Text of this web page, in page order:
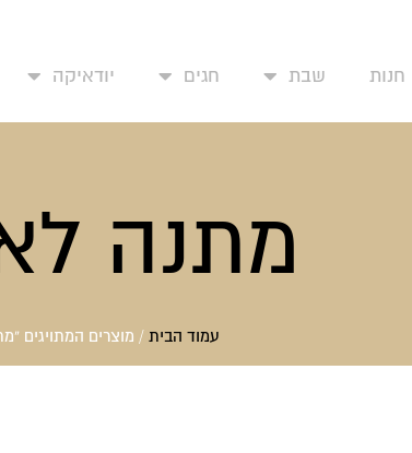
חנות שבת חגים יודאיקה
מתנה
עמוד הבית / מוצרים המתויגים